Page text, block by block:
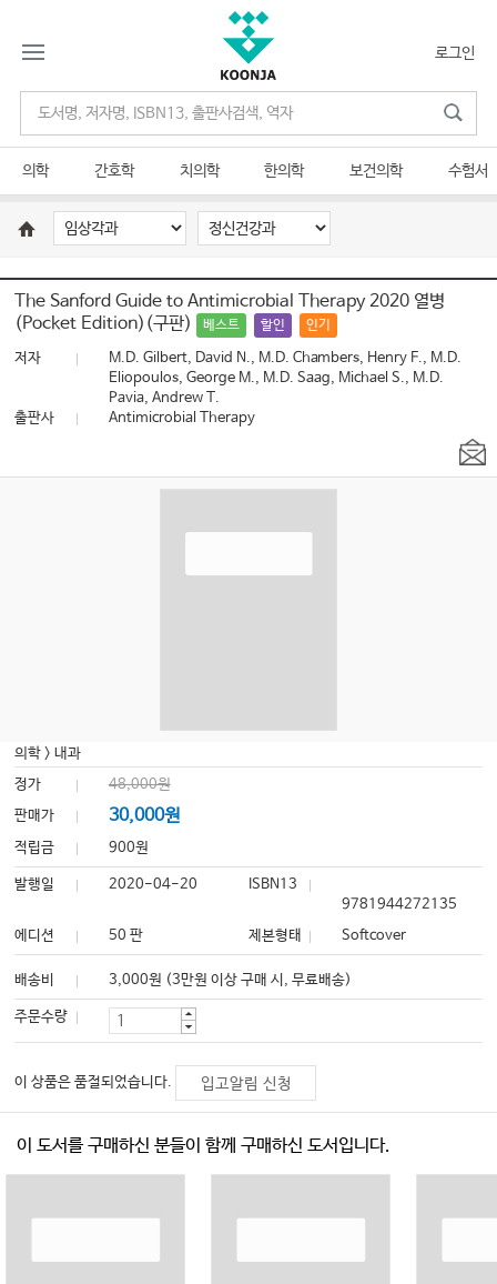
로그인
의학 간호학 치의학 한의학 보건의학 수험서
The Sanford Guide to Antimicrobial Therapy 2020 열병
(Pocket Edition)(구판)
베스트 할인 인기
저자
M.D. Gilbert, David N., M.D. Chambers, Henry F., M.D.
Eliopoulos, George M., M.D. Saag, Michael S., M.D.
Pavia, Andrew T.
출판사
Antimicrobial Therapy
의학 >내과
정가
48,000원
판매가
30,000원
적립금 900원
발행일 2020-04-20
ISBN13
9781944272135
에디션
50 판 제본형태 Softcover
배송비 3,000원 (3만원 이상 구매 시, 무료배송)
주문수량
이 상품은 품절되었습니다. 입고알림 신청
이 도서를 구매하신 분들이 함께 구매하신 도서입니다.